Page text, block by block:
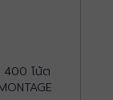
400 โน้ต